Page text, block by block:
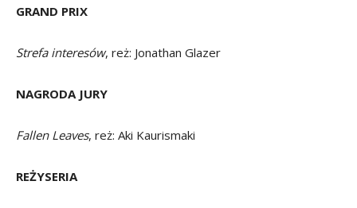
GRAND PRIX
Strefa interesów, reż: Jonathan Glazer
NAGRODA JURY
Fallen Leaves, reż: Aki Kaurismaki
REŻYSERIA